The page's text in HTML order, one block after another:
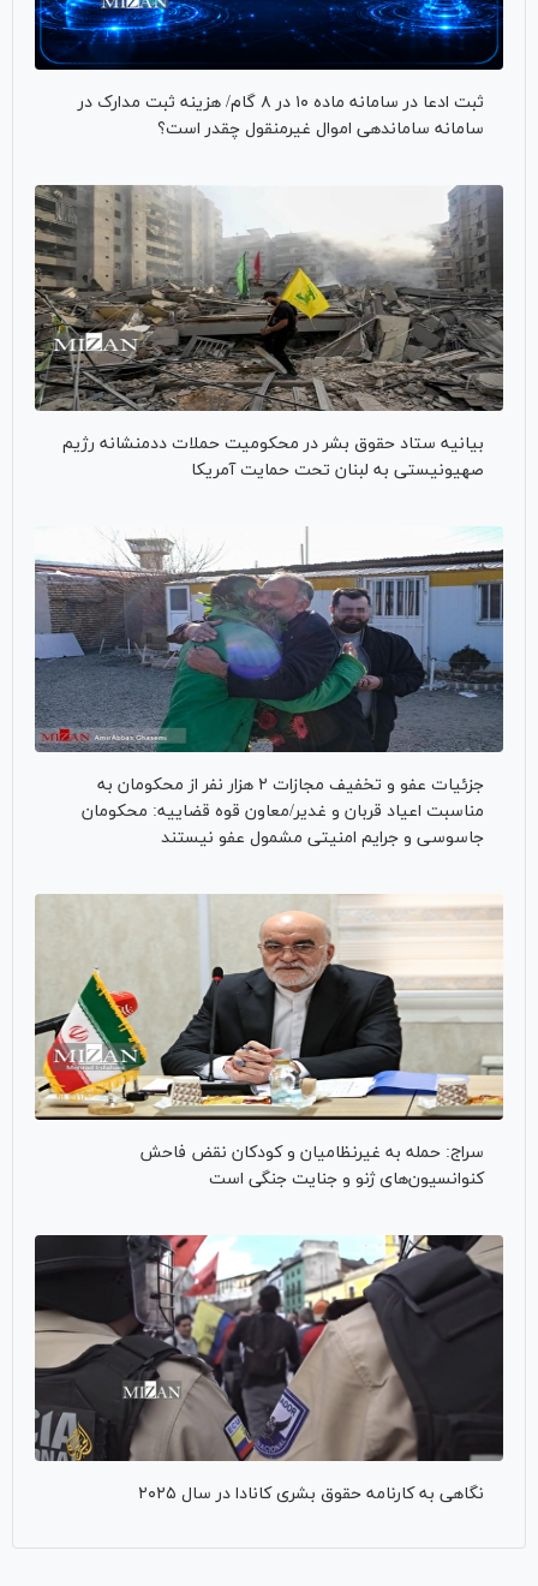
ثبت ادعا در سامانه ماده ۱۰ در ۸ گام/ هزینه ثبت مدارک در
سامانه ساماندهی اموال غیرمنقول چقدر است؟
بیانیه ستاد حقوق بشر در محکومیت حملات ددمنشانه رژیم
صهیونیستی به لبنان تحت حمایت آمریکا
جزئیات عفو و تخفیف مجازات ۲ هزار نفر از محکومان به
مناسبت اعیاد قربان و غدیر/معاون قوه قضاییه: محکومان
جاسوسی و جرایم امنیتی مشمول عفو نیستند
سراج: حمله به غیرنظامیان و کودکان نقض فاحش
کنوانسیون‌های ژنو و جنایت جنگی است
نگاهی به کارنامه حقوق بشری کانادا در سال ۲۰۲۵